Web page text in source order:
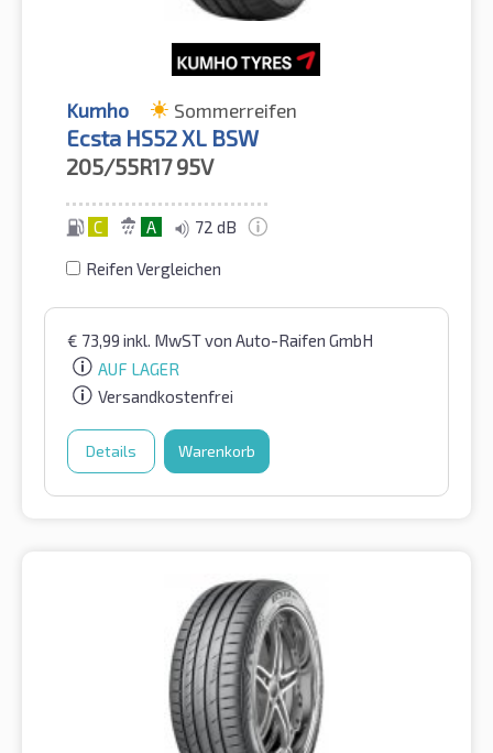
Kumho Sommerreifen
Ecsta HS52 XL BSW
205/55R17 95V
C A 72 dB
Reifen Vergleichen
€ 73,99 inkl. MwSTvon Auto-Raifen GmbH
AUF LAGER
Versandkostenfrei
Details Warenkorb